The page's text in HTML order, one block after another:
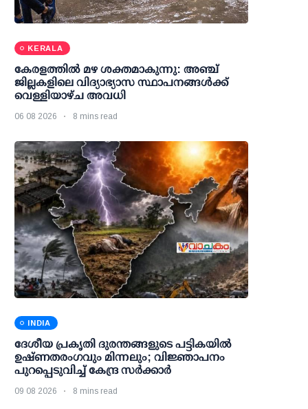
KERALA
കേരളത്തില്‍ മഴ ശക്തമാകുന്നു: അഞ്ച്
ജില്ലകളിലെ വിദ്യാഭ്യാസ സ്ഥാപനങ്ങള്‍ക്ക്
വെള്ളിയാഴ്ച അവധി
06 08 2026 8 mins read
INDIA
ദേശീയ പ്രകൃതി ദുരന്തങ്ങളുടെ പട്ടികയില്‍
ഉഷ്ണതരംഗവും മിന്നലും; വിജ്ഞാപനം
പുറപ്പെടുവിച്ച് കേന്ദ്ര സര്‍ക്കാര്‍
09 08 2026 8 mins read